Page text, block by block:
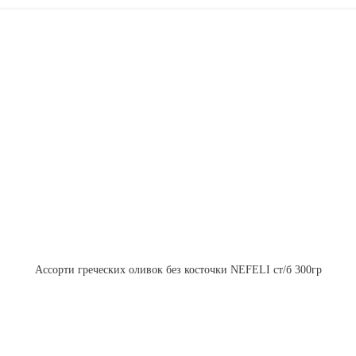
Ассорти греческих оливок без косточки NEFELI ст/б 300гр